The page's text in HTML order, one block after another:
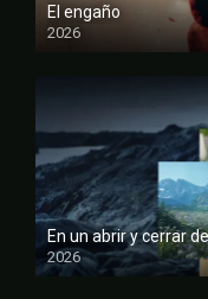
El engaño
2026
FULL HD
En un abrir y cerrar
2026
FULL HD